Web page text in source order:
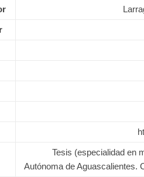
Tesis (especialidad en
Autónoma de Aguascalientes.